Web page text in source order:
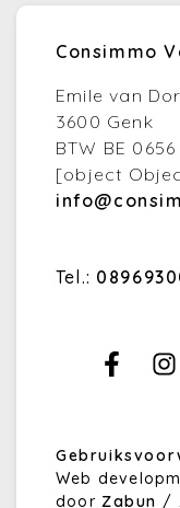
Consimmo
Emile van
3600 Genk
BTW BE
[object
Tel.:
Web
door Zabun /